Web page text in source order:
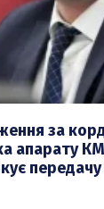
за
апарату